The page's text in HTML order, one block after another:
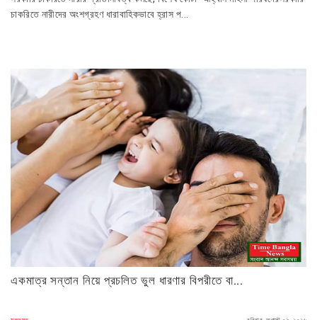
চাকরিতে নারীদের অংশগ্রহণ ধারাবাহিকভাবে হ্রাস প...
একমাত্র সন্তান নিয়ে প্রচলিত ভুল ধারণার বিপরীতে বা...